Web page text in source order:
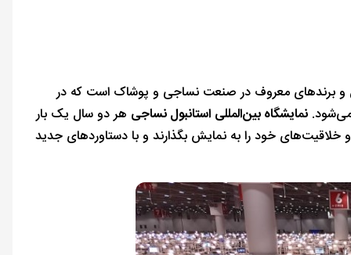
و برندهای معروف در صنعت نساجی و پوشاک است که در
نمایشگاه بین‌المللی استانبول نساجی هر دو سال یک بار
خود را به نمایش بگذارند و با دستاوردهای جدید